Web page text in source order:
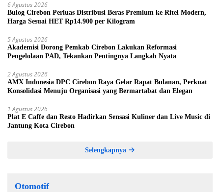
6 Agustus 2026
Bulog Cirebon Perluas Distribusi Beras Premium ke Ritel Modern,
Harga Sesuai HET Rp14.900 per Kilogram
5 Agustus 2026
Akademisi Dorong Pemkab Cirebon Lakukan Reformasi
Pengelolaan PAD, Tekankan Pentingnya Langkah Nyata
2 Agustus 2026
AMX Indonesia DPC Cirebon Raya Gelar Rapat Bulanan, Perkuat
Konsolidasi Menuju Organisasi yang Bermartabat dan Elegan
1 Agustus 2026
Plat E Caffe dan Resto Hadirkan Sensasi Kuliner dan Live Music di
Jantung Kota Cirebon
Selengkapnya
Otomotif